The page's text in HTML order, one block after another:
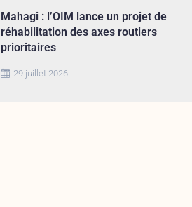
29 juillet 2026
Mahagi : l’OIM lance un projet de
réhabilitation des axes routiers
prioritaires